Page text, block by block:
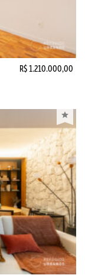
R$ 1.210.000,00